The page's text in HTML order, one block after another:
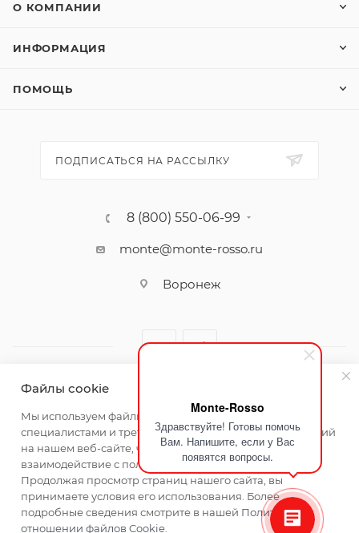
Monte-Rosso
Здравствуйте! Готовы помочь
Вам. Напишите, если у Вас
появятся вопросы.
О КОМПАНИИ
ИНФОРМАЦИЯ
ПОМОЩЬ
ПОДПИСАТЬСЯ НА РАССЫЛКУ
8 (800) 550-06-99
monte@monte-rosso.ru
Воронеж
2026 ©Monte Rosso - магазины обуви и аксессуаров для
женщин
Файлы cookie
Мы используем файлы cookie, разработанные нашими
специалистами и третьими лицами, для анализа событий
на нашем веб-сайте, что позволяет нам улучшать
взаимодействие с пользователями и обслуживание.
Продолжая просмотр страниц нашего сайта, вы
принимаете условия его использования. Более
подробные сведения смотрите в нашей Политике в
отношении файлов Cookie